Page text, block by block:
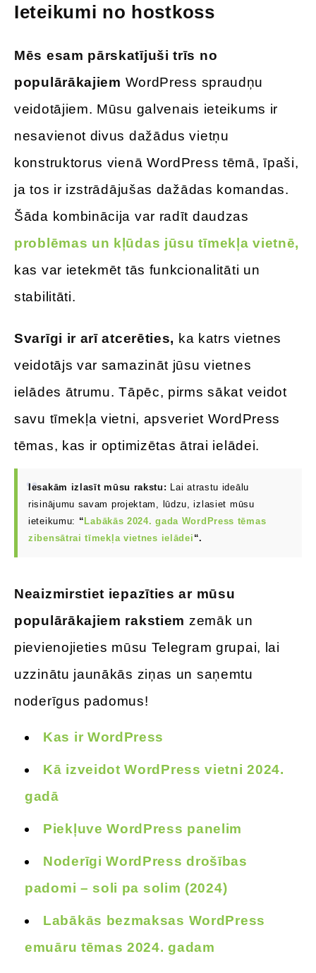
Ieteikumi no hostkoss
Mēs esam pārskatījuši trīs no
populārākajiem WordPress spraudņu
veidotājiem. Mūsu galvenais ieteikums ir
nesavienot divus dažādus vietņu
konstruktorus vienā WordPress tēmā, īpaši,
ja tos ir izstrādājušas dažādas komandas.
Šāda kombinācija var radīt daudzas
problēmas un kļūdas jūsu tīmekļa vietnē,
kas var ietekmēt tās funkcionalitāti un
stabilitāti.
Svarīgi ir arī atcerēties, ka katrs vietnes
veidotājs var samazināt jūsu vietnes
ielādes ātrumu. Tāpēc, pirms sākat veidot
savu tīmekļa vietni, apsveriet WordPress
tēmas, kas ir optimizētas ātrai ielādei.
Iesakām izlasīt mūsu rakstu: Lai atrastu ideālu
risinājumu savam projektam, lūdzu, izlasiet mūsu
ieteikumu: “Labākās 2024. gada WordPress tēmas
zibensātrai tīmekļa vietnes ielādei “.
Neaizmirstiet iepazīties ar mūsu
populārākajiem rakstiem zemāk un
pievienojieties mūsu Telegram grupai, lai
uzzinātu jaunākās ziņas un saņemtu
noderīgus padomus!
Kas ir WordPress
Kā izveidot WordPress vietni 2024.
gadā
Piekļuve WordPress panelim
Noderīgi WordPress drošības
padomi – soli pa solim (2024)
Labākās bezmaksas WordPress
emuāru tēmas 2024. gadam